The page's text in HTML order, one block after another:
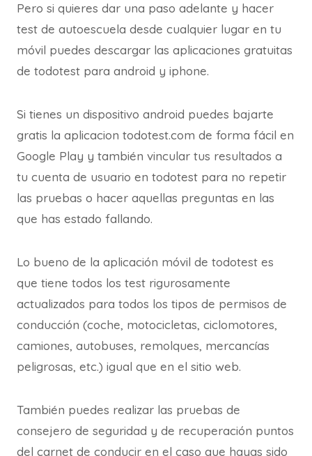
Pero si quieres dar una paso adelante y hacer
test de autoescuela desde cualquier lugar en tu
móvil puedes descargar las aplicaciones gratuitas
de todotest para android y iphone.
Si tienes un dispositivo android puedes bajarte
gratis la aplicacion todotest.com de forma fácil en
Google Play y también vincular tus resultados a
tu cuenta de usuario en todotest para no repetir
las pruebas o hacer aquellas preguntas en las
que has estado fallando.
Lo bueno de la aplicación móvil de todotest es
que tiene todos los test rigurosamente
actualizados para todos los tipos de permisos de
conducción (coche, motocicletas, ciclomotores,
camiones, autobuses, remolques, mercancías
peligrosas, etc.) igual que en el sitio web.
También puedes realizar las pruebas de
consejero de seguridad y de recuperación puntos
del carnet de conducir en el caso que hayas sido